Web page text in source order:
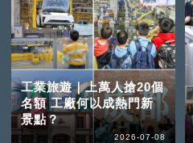
工業旅遊｜上萬人搶20個
名額 工廠何以成熱門新
景點？
2026-07-08